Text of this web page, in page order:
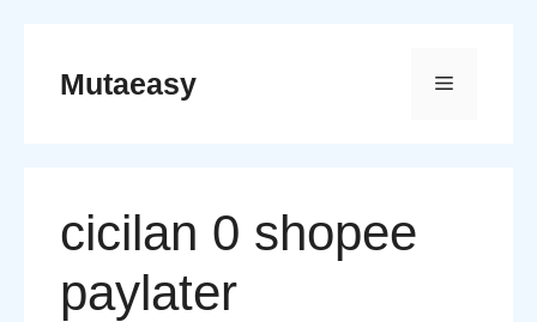
contentMutaeasy Menu
cicilan 0 shopee
paylater